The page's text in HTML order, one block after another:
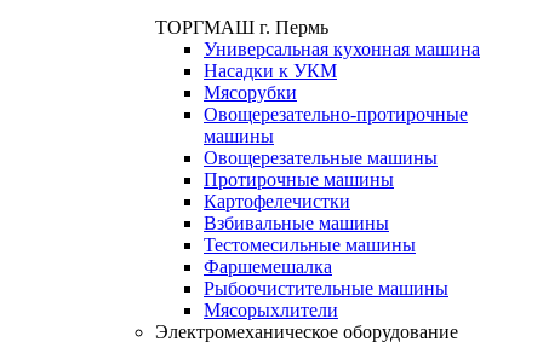
ТОРГМАШ г. Пермь
Универсальная кухонная машина
Насадки к УКМ
Мясорубки
Овощерезательно-протирочные
машины
Овощерезательные машины
Протирочные машины
Картофелечистки
Взбивальные машины
Тестомесильные машины
Фаршемешалка
Рыбоочистительные машины
Мясорыхлители
Электромеханическое оборудование